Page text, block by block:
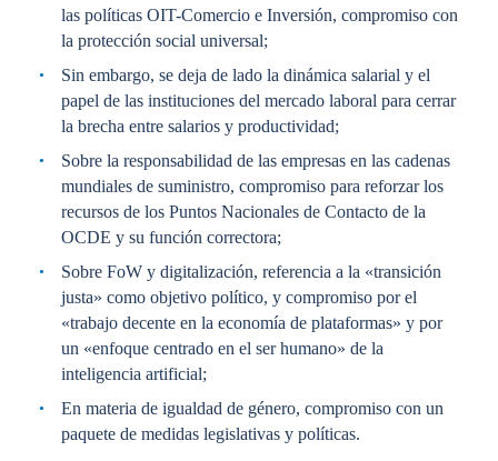
las políticas OIT-Comercio e Inversión, compromiso con
la protección social universal;
Sin embargo, se deja de lado la dinámica salarial y el
papel de las instituciones del mercado laboral para cerrar
la brecha entre salarios y productividad;
Sobre la responsabilidad de las empresas en las cadenas
mundiales de suministro, compromiso para reforzar los
recursos de los Puntos Nacionales de Contacto de la
OCDE y su función correctora;
Sobre FoW y digitalización, referencia a la «transición
justa» como objetivo político, y compromiso por el
«trabajo decente en la economía de plataformas» y por
un «enfoque centrado en el ser humano» de la
inteligencia artificial;
En materia de igualdad de género, compromiso con un
paquete de medidas legislativas y políticas.